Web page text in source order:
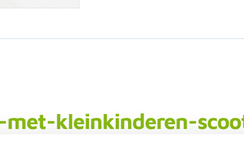
kleinkinderen-